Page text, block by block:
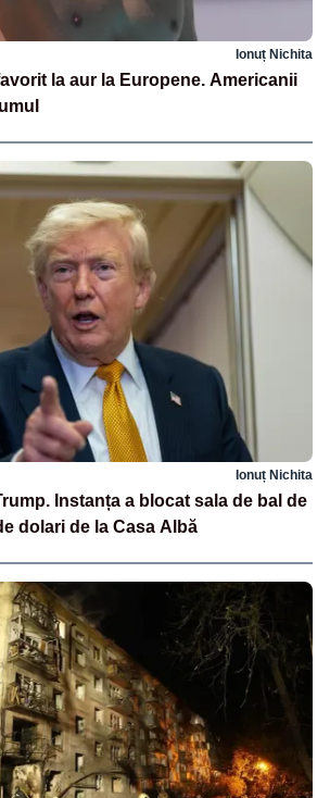
Ionuț Nichita
la aur la Europene. Americanii
Ionuț Nichita
Instanța a blocat sala de bal de
dolari de la Casa Albă